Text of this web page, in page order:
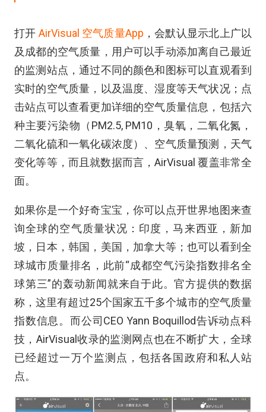
打开 AirVisual 空气质量App ，会默认显示北上广以
及成都的空气质量，用户可以手动添加离自己最近
的监测站点，通过不同的颜色和图标可以直观看到
实时的空气质量，以及温度、湿度等天气状况；点
击站点可以查看更加详细的空气质量信息，包括六
种主要污染物（PM2.5, PM10，臭氧，二氧化氮，
二氧化硫和一氧化碳浓度）、空气质量预测，天气
变化等等，而且就数据而言，AirVisual 覆盖非常全
面。
如果你是一个好奇宝宝，你可以点开世界地图来查
询全球的空气质量状况：印度，马来西亚，新加
坡，日本，韩国，美国，加拿大等；也可以看到全
球城市质量排名，此前“成都空气污染指数排名全
球第三”的轰动新闻就来自于此。官方提供的数据
称，这里有超过25个国家五千多个城市的空气质量
指数信息。而公司CEO Yann Boquillod告诉动点科
技，AirVisual收录的监测网点也在不断扩大，全球
已经超过一万个监测点，包括各国政府和私人站
点。